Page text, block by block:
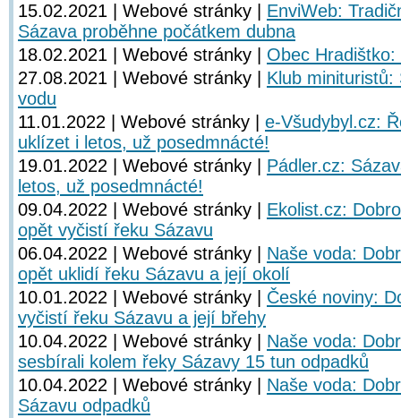
15.02.2021 | Webové stránky | EnviWeb:
Sázava proběhne počátkem dubna
18.02.2021 | Webové stránky | Obec
27.08.2021 | Webové stránky | Klub
vodu
11.01.2022 | Webové stránky | e-Všudybyl.cz:
uklízet i letos, už posedmnácté!
19.01.2022 | Webové stránky | Pádler.cz:
letos, už posedmnácté!
09.04.2022 | Webové stránky | Ekolist.cz:
opět vyčistí řeku Sázavu
06.04.2022 | Webové stránky | Naše voda:
opět uklidí řeku Sázavu a její okolí
10.01.2022 | Webové stránky | České noviny:
vyčistí řeku Sázavu a její břehy
10.04.2022 | Webové stránky | Naše voda:
sesbírali kolem řeky Sázavy 15 tun odpadků
10.04.2022 | Webové stránky | Naše voda:
Sázavu odpadků